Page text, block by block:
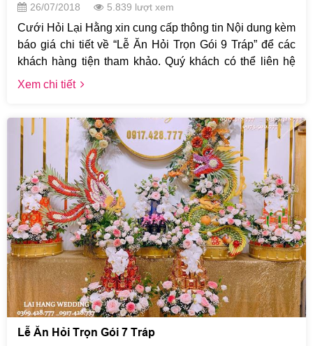
26/07/2018 5.839 lượt xem
Cưới Hỏi Lại Hằng xin cung cấp thông tin Nội dung kèm
báo giá chi tiết về “Lễ Ăn Hỏi Trọn Gói 9 Tráp” để các
khách hàng tiện tham khảo. Quý khách có thể liên hệ
trực tiếp tới số điện thoại Hotline của Lại Hằng
khách.
Xem chi tiết
Lễ Ăn Hỏi Trọn Gói 7 Tráp